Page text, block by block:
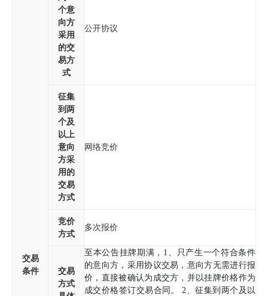
交易
条件
个意
向方
采用
的交
易方
式
公开协议
征集
到两
个及
以上
意向
方采
用的
交易
方式
网络竞价
竞价
方式
多次报价
交易
方式
至本公告挂牌期满，1、只产生一个符合条件
的意向方，采用协议交易，意向方无需进行报
价，直接被确认为成交方，并以挂牌价格作为
成交价格签订交易合同。 2、征集到两个及以